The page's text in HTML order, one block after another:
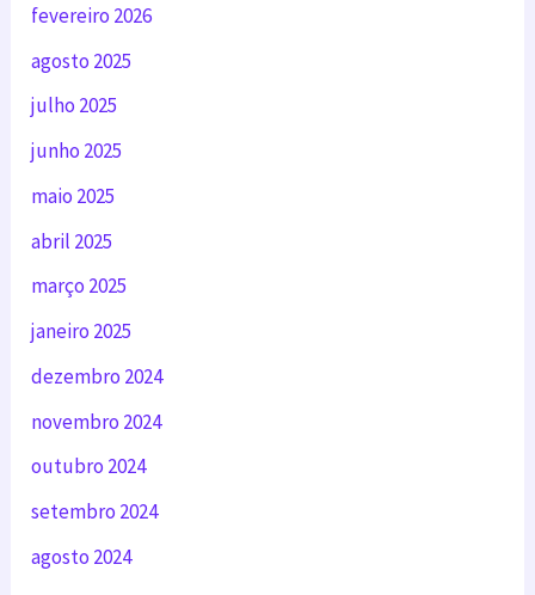
fevereiro 2026
agosto 2025
julho 2025
junho 2025
maio 2025
abril 2025
março 2025
janeiro 2025
dezembro 2024
novembro 2024
outubro 2024
setembro 2024
agosto 2024